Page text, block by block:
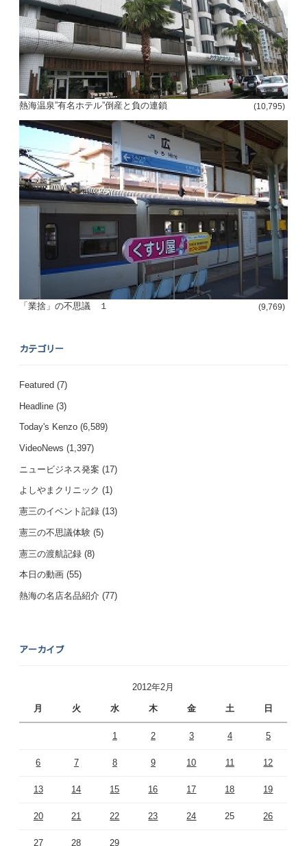
熱海温泉”有名ホテル”倒産と負の連鎖 (10,795)
「業捨」の不思議 １ (9,769)
カテゴリー
Featured (7)
Headline (3)
Today's Kenzo (6,589)
VideoNews (1,397)
ニュービジネス発案 (17)
よしやまクリニック (1)
憲三のイベント記録 (13)
憲三の不思議体験 (5)
憲三の渡航記録 (8)
本日の動画 (55)
熱海の名店名品紹介 (77)
アーカイブ
2012年2月
月 火 水 木 金 土 日
1 2 3 4 5
6 7 8 9 10 11 12
13 14 15 16 17 18 19
20 21 22 23 24 25 26
27 28 29